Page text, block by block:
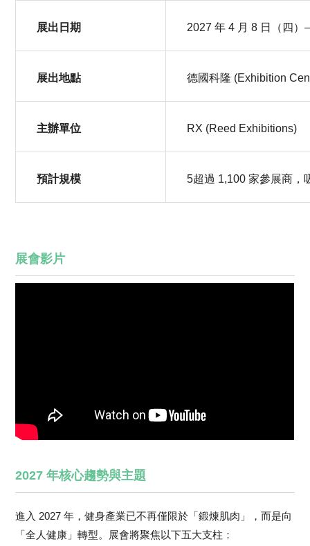
展出日期 2027 年 4 月 8 日（四）
展出地點 德國科隆 (Exhibition
主辦單位 RX (Reed Exhibitions)
預計規模 5超過 1,100 家參展商，
展會影片
2027 年核心趨勢與主題
進入 2027 年，健身產業已不再僅限於「鍛煉肌肉」，而是向
「全人健康」轉型。展會將聚焦以下五大支柱：